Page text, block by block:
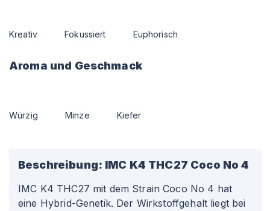
Kreativ Fokussiert Euphorisch
Aroma und Geschmack
Würzig Minze Kiefer
Beschreibung: IMC K4 THC27 Coco No 4
IMC K4 THC27 mit dem Strain Coco No 4 hat
eine Hybrid-Genetik. Der Wirkstoffgehalt liegt bei